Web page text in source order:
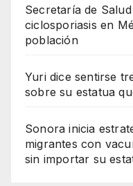
Secretaría de
ciclosporiasis en
población
Yuri dice sentirse
sobre su estatua
Sonora inicia
migrantes con
sin importar su